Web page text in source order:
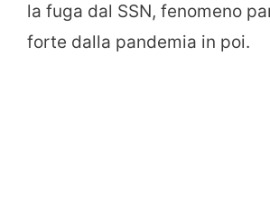
la fuga dal SSN, fenomeno
forte dalla pandemia in poi.